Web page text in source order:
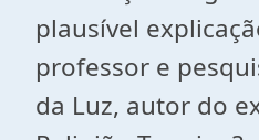
plausível
professor e
da Luz, autor do